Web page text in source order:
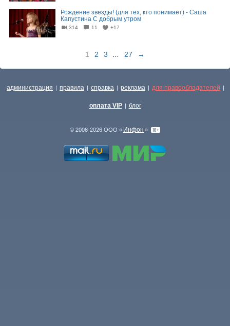
01:30
Рождение звезды! (для тех, кто понимает) - Саша
Капустина С добрым утром
314 11 +17
1 2 3 27 →
администрация | правила | справка | реклама | для правообладателей |
оплата VIP | блог
© 2008-2026 ООО « Инфон »